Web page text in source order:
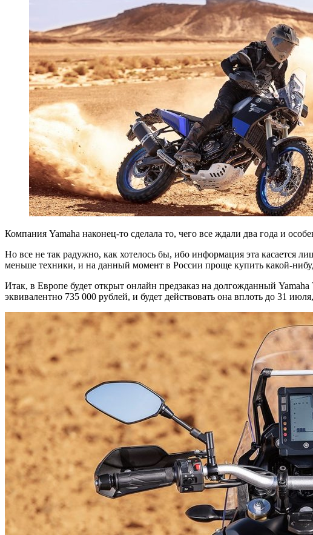
Компания Yamaha наконец-то сделала то, чего все ждали два года и
Но все не так радужно, как хотелось бы, ибо информация эта касается
меньше техники, и на данный момент в России проще купить какой-
Итак, в Европе будет открыт онлайн предзаказ на долгожданный
эквивалентно 735 000 рублей, и будет действовать она вплоть до 31